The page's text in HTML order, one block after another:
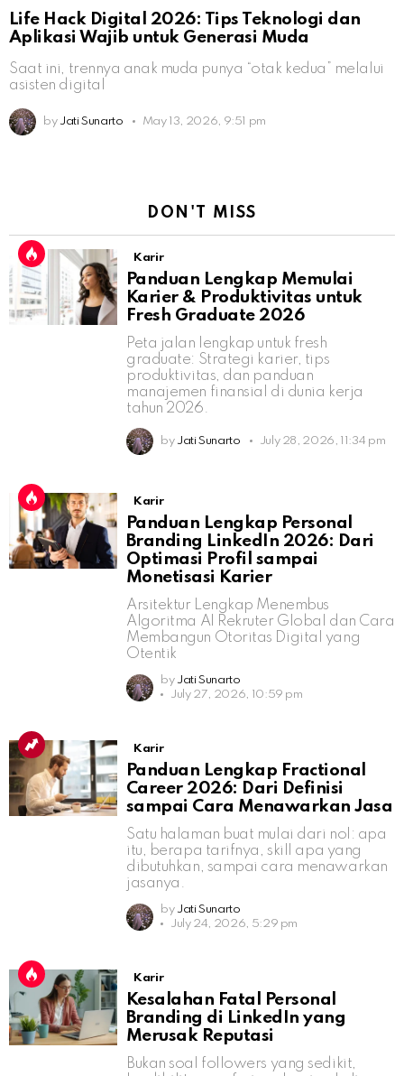
Life Hack Digital 2026: Tips Teknologi dan
Aplikasi Wajib untuk Generasi Muda
Saat ini, trennya anak muda punya “otak kedua” melalui
asisten digital
by Jati Sunarto May 13, 2026, 9:51 pm
DON'T MISS
Karir
Panduan Lengkap Memulai
Karier & Produktivitas untuk
Fresh Graduate 2026
Peta jalan lengkap untuk fresh
graduate: Strategi karier, tips
produktivitas, dan panduan
manajemen finansial di dunia kerja
tahun 2026.
by Jati Sunarto July 28, 2026, 11:34 pm
Karir
Panduan Lengkap Personal
Branding LinkedIn 2026: Dari
Optimasi Profil sampai
Monetisasi Karier
Arsitektur Lengkap Menembus
Algoritma AI Rekruter Global dan Cara
Membangun Otoritas Digital yang
Otentik
by Jati Sunarto
July 27, 2026, 10:59 pm
Karir
Panduan Lengkap Fractional
Career 2026: Dari Definisi
sampai Cara Menawarkan Jasa
Satu halaman buat mulai dari nol: apa
itu, berapa tarifnya, skill apa yang
dibutuhkan, sampai cara menawarkan
jasanya.
by Jati Sunarto
July 24, 2026, 5:29 pm
Karir
Kesalahan Fatal Personal
Branding di LinkedIn yang
Merusak Reputasi
Bukan soal followers yang sedikit,